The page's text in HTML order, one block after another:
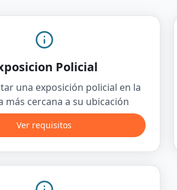
Policial
una exposición policial en la
más cercana a su ubicación
Ver requisitos